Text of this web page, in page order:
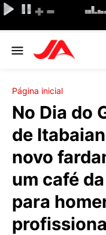
Página inicial
No Dia do
de
novo
um café
para